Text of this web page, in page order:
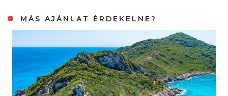
MÁS AJÁNLAT ÉRDEKELNE?